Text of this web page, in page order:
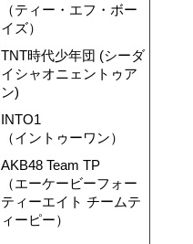
（ティー・エフ・ボー
イズ）
TNT時代少年団 (シーダ
イシャオニェントゥア
ン)
INTO1
（イントゥーワン）
AKB48 Team TP
（エーケービーフォー
ティーエイト チームテ
ィーピー）